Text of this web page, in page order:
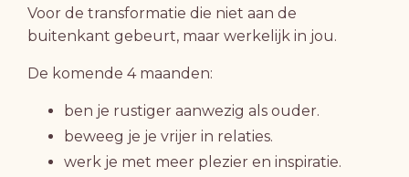
Voor de transformatie die niet aan de
buitenkant gebeurt, maar werkelijk in jou.
De komende 4 maanden:
ben je rustiger aanwezig als ouder.
beweeg je je vrijer in relaties.
werk je met meer plezier en inspiratie.